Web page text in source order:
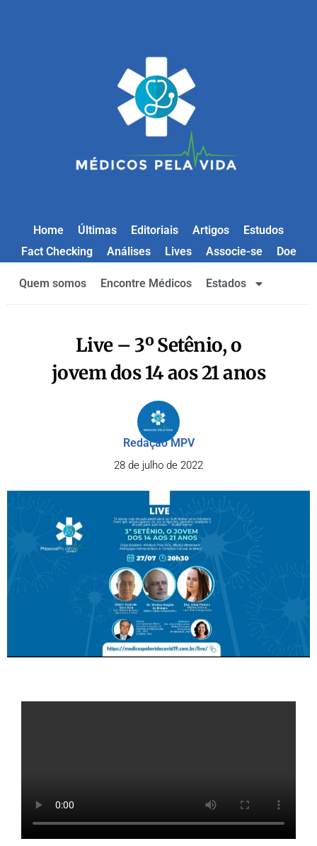
Home Últimas Editoriais Artigos
Estudos
Fact Checking
Análises Lives Associe-se Doe
Quem somos Encontre Médicos Estados
Live – 3º Setênio, o
jovem dos 14 aos 21 anos
Redação MPV
28 de julho de 2022